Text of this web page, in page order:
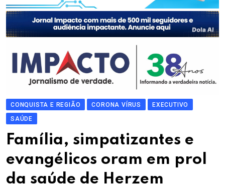
CONQUISTA E REGIÃO CORONA VÍRUS
EXECUTIVO
SAÚDE
Família, simpatizantes e
evangélicos oram em prol
da saúde de Herzem